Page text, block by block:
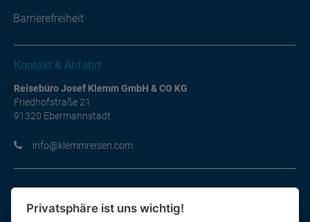
Barrierefreiheit
Kontakt & Anfahrt
Reisebüro Josef Klemm GmbH & CO KG
Friedhofstraße 21
91320 Ebermannstadt
moc.nesiermmelk@ofni
Gutscheine
Privatsphäre ist uns wichtig!